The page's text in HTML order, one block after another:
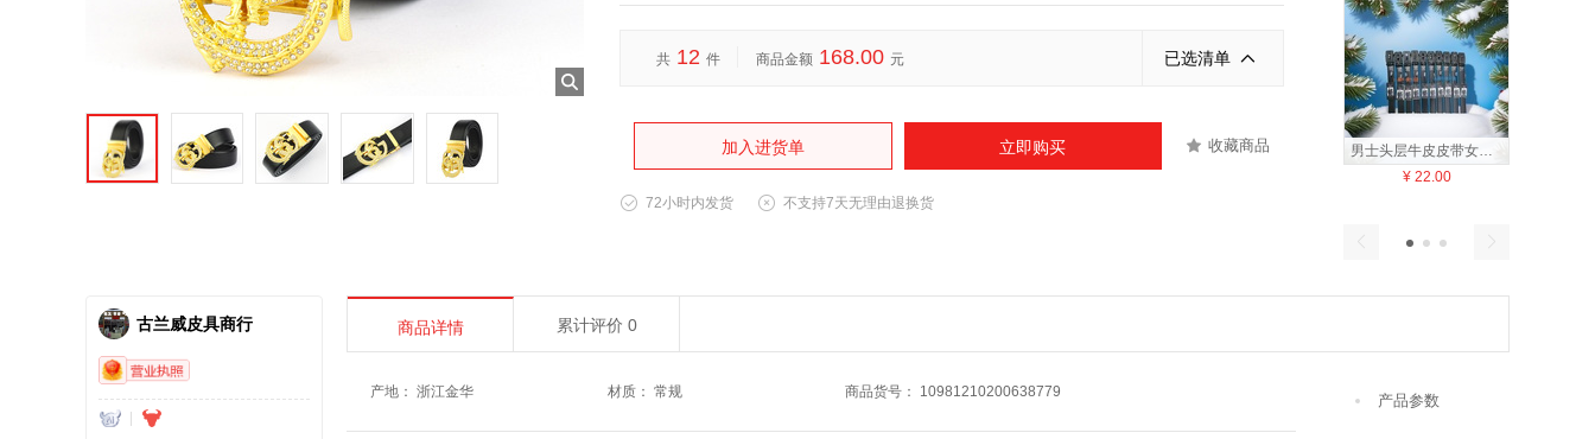
共 12 件 商品金额 168.00 元 已选清单
加入进货单 立即购买 收藏商品
72小时内发货 不支持7天无理由退换货
男士头层牛皮皮带女士装饰腰带头层扣皮带
¥ 22.00
古兰威皮具商行 商品详情 累计评价 0
产地 ： 浙江金华 材质 ： 常规 商品货号 ： 10981210200638779 产品参数